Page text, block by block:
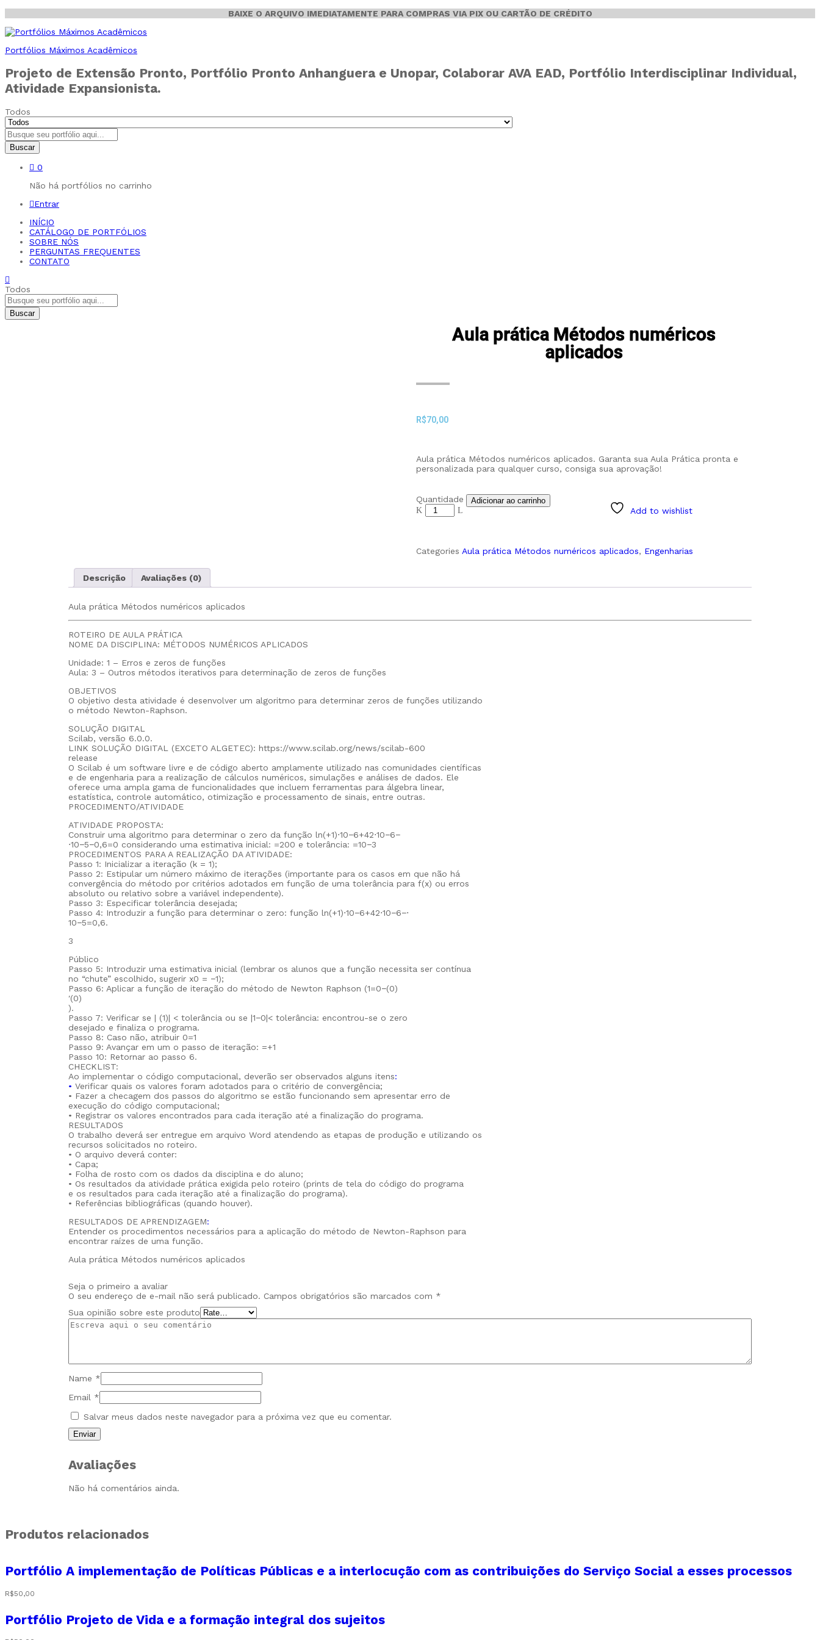
BAIXE O ARQUIVO IMEDIATAMENTE PARA COMPRAS VIA PIX OU CARTÃO DE CRÉDITO
Portfólios Máximos Acadêmicos
Projeto de Extensão Pronto, Portfólio Pronto Anhanguera e Unopar, Colaborar AVA EAD, Portfólio Interdisciplinar Individual,
Atividade Expansionista.
Todos
Buscar
0
Não há portfólios no carrinho
Entrar
INÍCIO
CATÁLOGO DE PORTFÓLIOS
SOBRE NÓS
PERGUNTAS FREQUENTES
CONTATO
Todos
Buscar
Aula prática Métodos numéricos
aplicados
R$70,00
Aula prática Métodos numéricos aplicados. Garanta sua Aula Prática pronta e
personalizada para qualquer curso, consiga sua aprovação!
Quantidade Adicionar ao carrinho
Add to wishlist
Categories Aula prática Métodos numéricos aplicados, Engenharias
Descrição Avaliações (0)
Aula prática Métodos numéricos aplicados
ROTEIRO DE AULA PRÁTICA
NOME DA DISCIPLINA: MÉTODOS NUMÉRICOS APLICADOS
Unidade: 1 – Erros e zeros de funções
Aula: 3 – Outros métodos iterativos para determinação de zeros de funções
OBJETIVOS
O objetivo desta atividade é desenvolver um algoritmo para determinar zeros de funções utilizando
o método Newton-Raphson.
SOLUÇÃO DIGITAL
Scilab, versão 6.0.0.
LINK SOLUÇÃO DIGITAL (EXCETO ALGETEC): https://www.scilab.org/news/scilab-600
release
O Scilab é um software livre e de código aberto amplamente utilizado nas comunidades científicas
e de engenharia para a realização de cálculos numéricos, simulações e análises de dados. Ele
oferece uma ampla gama de funcionalidades que incluem ferramentas para álgebra linear,
estatística, controle automático, otimização e processamento de sinais, entre outras.
PROCEDIMENTO/ATIVIDADE
ATIVIDADE PROPOSTA:
Construir uma algoritmo para determinar o zero da função ln(+1)⋅10−6+42⋅10−6−
⋅10−5−0,6=0 considerando uma estimativa inicial: =200 e tolerância: =10−3
PROCEDIMENTOS PARA A REALIZAÇÃO DA ATIVIDADE:
Passo 1: Inicializar a iteração (k = 1);
Passo 2: Estipular um número máximo de iterações (importante para os casos em que não há
convergência do método por critérios adotados em função de uma tolerância para f(x) ou erros
absoluto ou relativo sobre a variável independente).
Passo 3: Especificar tolerância desejada;
Passo 4: Introduzir a função para determinar o zero: função ln(+1)⋅10−6+42⋅10−6−⋅
10−5=0,6.
3
Público
Passo 5: Introduzir uma estimativa inicial (lembrar os alunos que a função necessita ser contínua
no “chute” escolhido, sugerir x0 = −1);
Passo 6: Aplicar a função de iteração do método de Newton Raphson (1=0−(0)
′(0)
).
Passo 7: Verificar se | (1)| < tolerância ou se |1−0|< tolerância: encontrou-se o zero
desejado e finaliza o programa.
Passo 8: Caso não, atribuir 0=1
Passo 9: Avançar em um o passo de iteração: =+1
Passo 10: Retornar ao passo 6.
CHECKLIST:
Ao implementar o código computacional, deverão ser observados alguns itens:
• Verificar quais os valores foram adotados para o critério de convergência;
• Fazer a checagem dos passos do algoritmo se estão funcionando sem apresentar erro de
execução do código computacional;
• Registrar os valores encontrados para cada iteração até a finalização do programa.
RESULTADOS
O trabalho deverá ser entregue em arquivo Word atendendo as etapas de produção e utilizando os
recursos solicitados no roteiro.
• O arquivo deverá conter:
• Capa;
• Folha de rosto com os dados da disciplina e do aluno;
• Os resultados da atividade prática exigida pelo roteiro (prints de tela do código do programa
e os resultados para cada iteração até a finalização do programa).
• Referências bibliográficas (quando houver).
RESULTADOS DE APRENDIZAGEM:
Entender os procedimentos necessários para a aplicação do método de Newton-Raphson para
encontrar raízes de uma função.
Aula prática Métodos numéricos aplicados
Seja o primeiro a avaliar
O seu endereço de e-mail não será publicado. Campos obrigatórios são marcados com *
Sua opinião sobre este produto
Name *
Email *
Salvar meus dados neste navegador para a próxima vez que eu comentar.
Avaliações
Não há comentários ainda.
Produtos relacionados
Portfólio A implementação de Políticas Públicas e a interlocução com as contribuições do Serviço Social a esses processos
R$50,00
Portfólio Projeto de Vida e a formação integral dos sujeitos